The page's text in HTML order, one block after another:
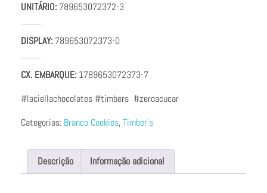
UNITÁRIO: 789653072372-3
DISPLAY: 789653072373-0
CX. EMBARQUE: 1789653072373-7
#laciellachocolates #timbers #zeroacucar
Categorias: Branco Cookies,Timber's
Descrição Informação adicional